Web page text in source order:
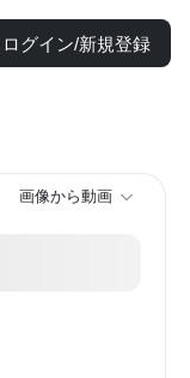
ログイン/新規登録
画像から動画